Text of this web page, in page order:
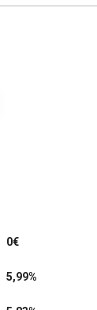
0€
5,99%